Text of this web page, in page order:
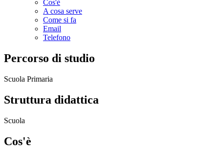
Cos'è
A cosa serve
Come si fa
Email
Telefono
Percorso di studio
Scuola Primaria
Struttura didattica
Scuola
Cos'è